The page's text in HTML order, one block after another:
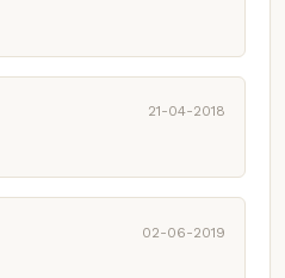
21-04-2018
02-06-2019